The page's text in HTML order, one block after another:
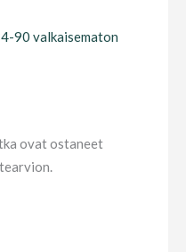
90 valkaisematon
ovat ostaneet